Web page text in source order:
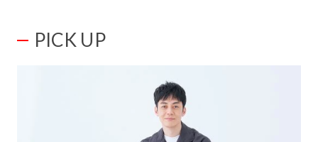
PICK UP